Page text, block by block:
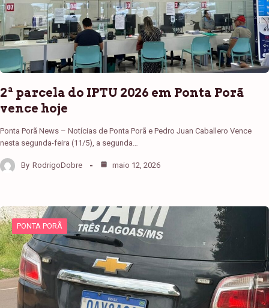
2ª parcela do IPTU 2026 em Ponta Porã
vence hoje
Ponta Porã News – Notícias de Ponta Porã e Pedro Juan Caballero Vence
nesta segunda-feira (11/5), a segunda…
By RodrigoDobre maio 12, 2026
PONTA PORÃ